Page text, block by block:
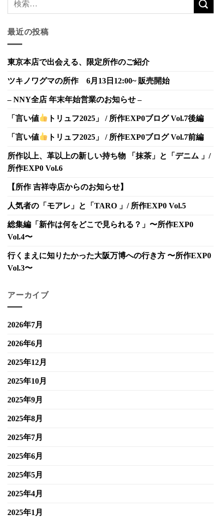
最近の投稿
東京本店で出会える、限定所作のご紹介
ツキノワグマの所作 6月13日12:00~ 販売開始
– NNY全店 年末年始営業のお知らせ –
「言い値 トリュフ2025」 / 所作EXP0ブログ Vol.7後編
「言い値 トリュフ2025」 / 所作EXP0ブログ Vol.7前編
所作以上、革以上の新しい持ち物 「抹茶」と「デニム 」/
所作EXP0 Vol.6
【所作 吉祥寺店からのお知らせ】
人気者の「モアレ」と「TARO 」/ 所作EXP0 Vol.5
総集編「新作は何をどこで見られる？」〜所作EXP0
Vol.4〜
行くまえに知りたかった大阪万博への行き方 〜所作EXP0
Vol.3〜
アーカイブ
2026年7月
2026年6月
2025年12月
2025年10月
2025年9月
2025年8月
2025年7月
2025年6月
2025年5月
2025年4月
2025年1月